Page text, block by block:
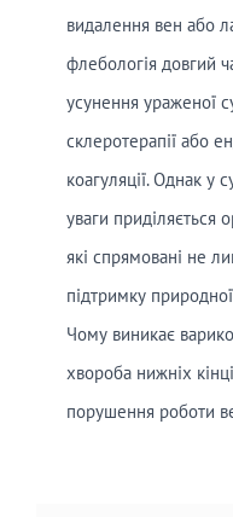
видалення вен або
флебологія довгий
усунення ураженої
склеротерапії або
коагуляції. Однак у
уваги приділяється
які спрямовані не
підтримку
Чому виникає
хвороба нижніх
порушення роботи